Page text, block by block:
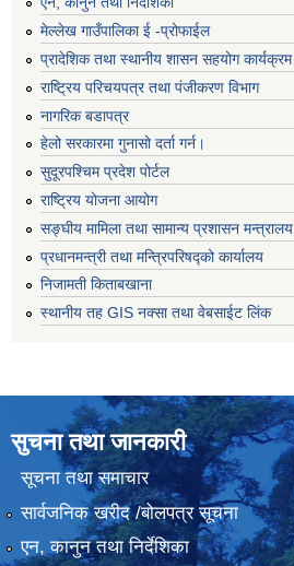
मेल्लेख गाउँपालिका ई -प्रोफाईल
प्रादेशिक तथा स्थानीय शासन सहयोग कार्यक्रम
राष्ट्रिय परिचयपत्र तथा पंजीकरण विभाग
नागरिक बडापत्र
हेलो सरकारमा गुनासो दर्ता गर्न।
सुदूरपश्चिम प्रदेश पोर्टल
राष्ट्रिय योजना आयोग
सङ्‍घीय मामिला तथा सामान्य प्रशासन मन्त्रालय
प्रधानमन्त्री तथा मन्त्रिपरिषद्को कार्यालय
निजामती किताबखाना
स्थानीय तह GIS नक्सा तथा वेबसाईट लिंक
सुचना तथा जानकारी
सूचना तथा समाचार
सार्वजनिक खरीद /बोलपत्र सूचना
एन, कानुन तथा निर्देशिका